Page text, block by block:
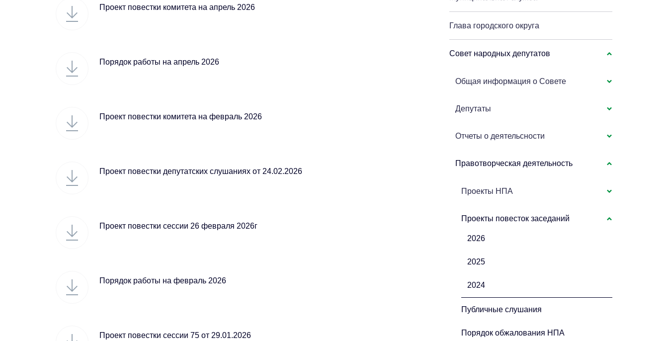
Проект повестки комитета на апрель 2026
Порядок работы на апрель 2026
Проект повестки комитета на февраль 2026
Проект повестки депутатских слушаниях от 24.02.2026
Проект повестки сессии 26 февраля 2026г
Порядок работы на февраль 2026
Проект повестки сессии 75 от 29.01.2026
Глава городского округа
Совет народных депутатов
Общая информация о Совете
Депутаты
Отчеты о деятельсности
Правотворческая деятельность
Проекты НПА
Проекты повесток заседаний
2026
2025
2024
Публичные слушания
Порядок обжалования НПА